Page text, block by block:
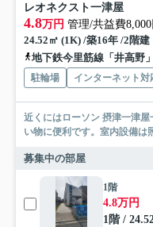
レオネクスト一津屋
4.8万円 管理/共益費8,000
24.52㎡ (1K) /築16年 /2階建
地下鉄今里筋線「井高野
駐輪場 インターネット対
近くにはローソン 摂津一津
い物に便利です。室内設備は
募集中の部屋
1階
4.8万円
1階 /